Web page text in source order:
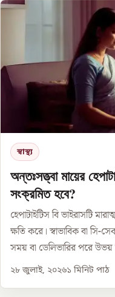
স্বাস্থ্য
অন্তঃসত্ত্বা মায়ের
সংক্রমিত হবে?
হেপাটাইটিস বি ভাইরাসটি
ক্ষতি করে। স্বাভাবিক বা সি-
সময় বা ডেলিভারির পরে
২৮ জুলাই, ২০২৬১ মিনিট পাঠ